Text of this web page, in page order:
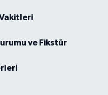
ve Fikstür